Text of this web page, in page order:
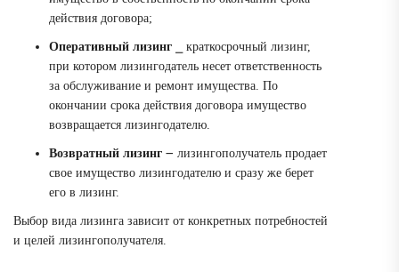
действия договора;
Оперативный лизинг ⎯ краткосрочный лизинг,
при котором лизингодатель несет ответственность
за обслуживание и ремонт имущества. По
окончании срока действия договора имущество
возвращается лизингодателю.
Возвратный лизинг ౼ лизингополучатель продает
свое имущество лизингодателю и сразу же берет
его в лизинг.
Выбор вида лизинга зависит от конкретных потребностей
и целей лизингополучателя.